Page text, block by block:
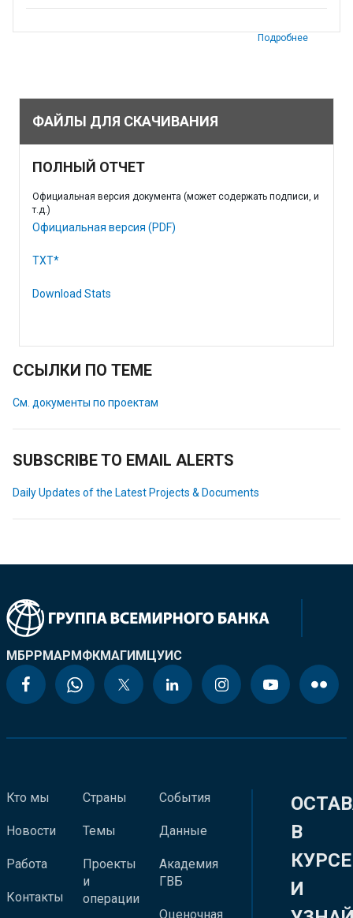
Подробнее
ФАЙЛЫ ДЛЯ СКАЧИВАНИЯ
ПОЛНЫЙ ОТЧЕТ
Официальная версия документа (может содержать подписи, и
т.д.)
Официальная версия (PDF)
TXT*
Download Stats
ССЫЛКИ ПО ТЕМЕ
См. документы по проектам
SUBSCRIBE TO EMAIL ALERTS
Daily Updates of the Latest Projects & Documents
МБРРМАРМФКМАГИМЦУИС
Кто мы
Новости
Работа
Контакты
Страны
Темы
Проекты
и
операции
События
Данные
Академия
ГВБ
Оценочная
В
КУРСЕ
И